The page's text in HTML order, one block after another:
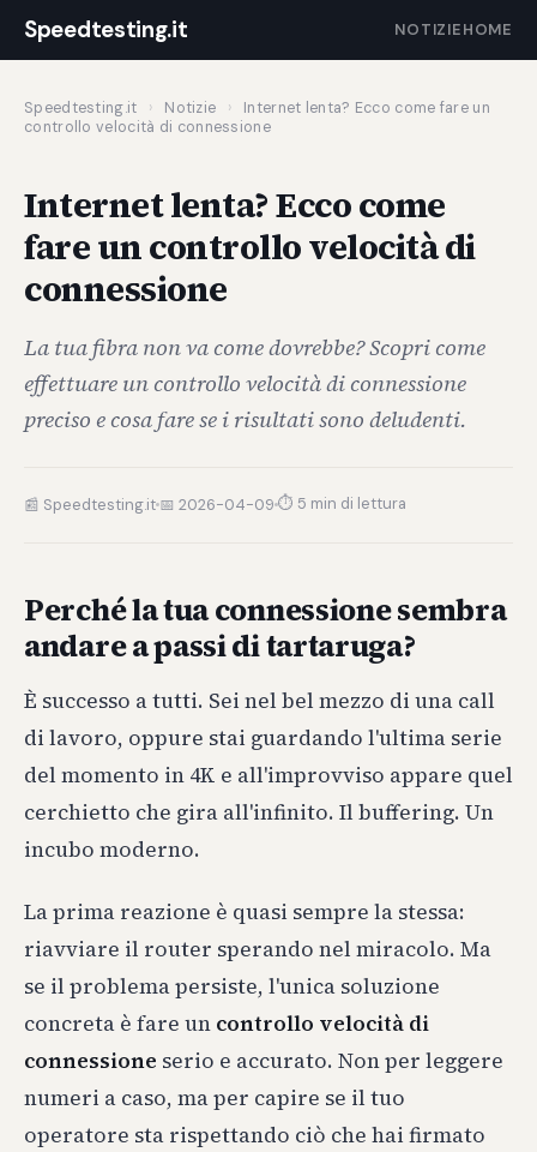
Speedtesting.it NOTIZIEHOME
Speedtesting.it › Notizie ›
Internet lenta? Ecco come fare un
controllo velocità di connessione
Internet lenta? Ecco come
fare un controllo velocità di
connessione
La tua fibra non va come dovrebbe? Scopri come
effettuare un controllo velocità di connessione
preciso e cosa fare se i risultati sono deludenti.
📰 Speedtesting.it 📅 2026-04-09 ⏱ 5 min di lettura
Perché la tua connessione sembra
andare a passi di tartaruga?
È successo a tutti. Sei nel bel mezzo di una call
di lavoro, oppure stai guardando l'ultima serie
del momento in 4K e all'improvviso appare quel
cerchietto che gira all'infinito. Il buffering. Un
incubo moderno.
La prima reazione è quasi sempre la stessa:
riavviare il router sperando nel miracolo. Ma
se il problema persiste, l'unica soluzione
concreta è fare un controllo velocità di
connessione serio e accurato. Non per leggere
numeri a caso, ma per capire se il tuo
operatore sta rispettando ciò che hai firmato